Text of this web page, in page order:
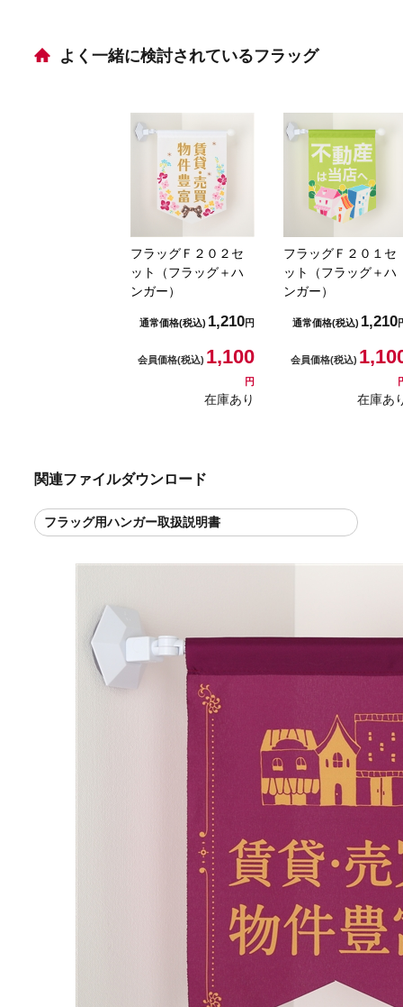
関連ファイルダウンロード
フラッグ用ハンガー取扱説明書
よく一緒に検討されているフラッグ
フラッグＦ２０２セ
ット（フラッグ＋ハ
ンガー）
通常価格(税込) 1,210円
会員価格(税込) 1,100
円
在庫あり
フラッグＦ２０１セ
ット（フラッグ＋ハ
ンガー）
通常価格(税込) 1,210
会員価格(税込)
在庫あ